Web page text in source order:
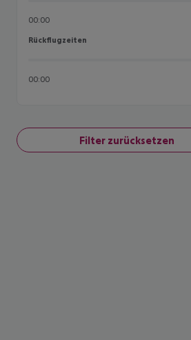
00:00
Rückflugzeiten
Rückflugzeiten
00:00
Filter zurücksetzen